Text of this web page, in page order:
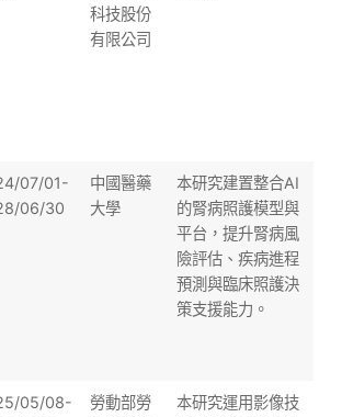
科技股份
有限公司
07/01-
06/30
中國醫藥
大學
本研究建置整合AI
的腎病照護模型與
平台，提升腎病風
險評估、疾病進程
預測與臨床照護決
策支援能力。
05/08-
勞動部勞
本研究運用影像技